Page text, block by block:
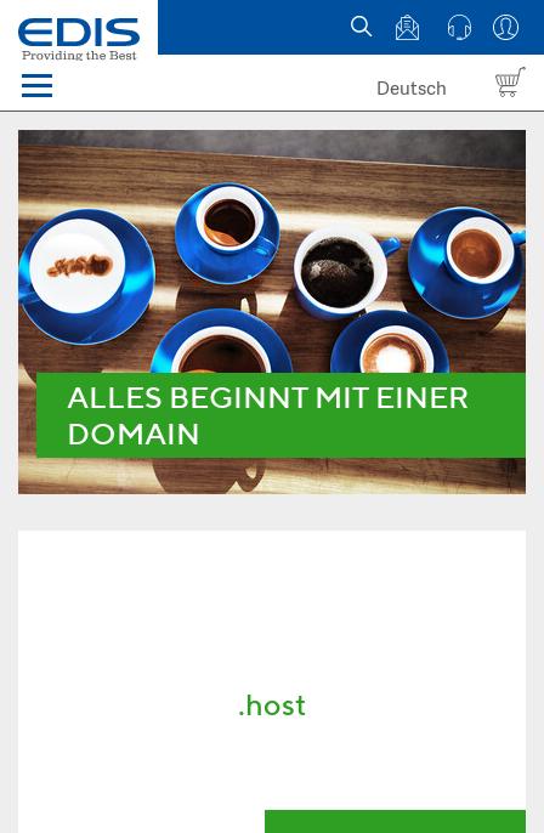
Menü
Domain names
Hosting
News
about EDIS
Deutsch
ALLES BEGINNT MIT EINER
DOMAIN
.host